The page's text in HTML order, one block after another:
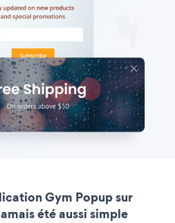
Gym Popup sur
été aussi simple